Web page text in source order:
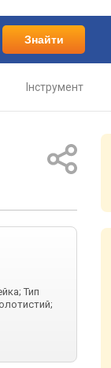
Знайти
Інструмент
Тип